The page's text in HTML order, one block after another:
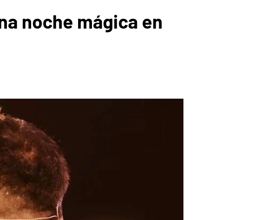
noche mágica en